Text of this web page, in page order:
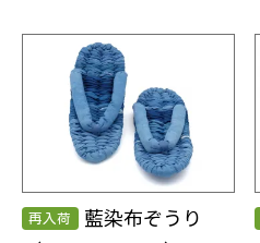
再入荷
藍染布ぞうり